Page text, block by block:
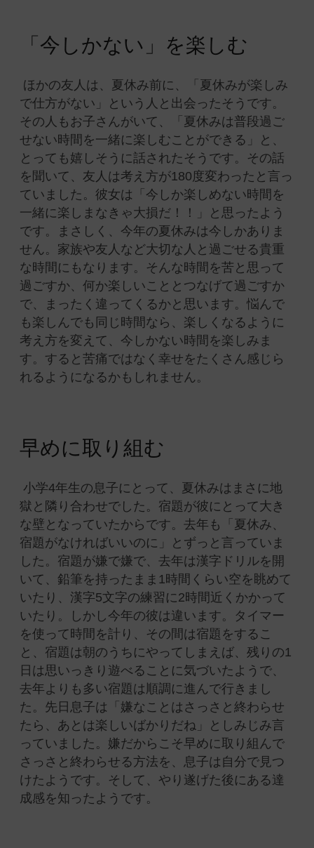
「今しかない」を楽しむ
ほかの友人は、夏休み前に、「夏休みが楽しみ
で仕方がない」という人と出会ったそうです。
その人もお子さんがいて、「夏休みは普段過ご
せない時間を一緒に楽しむことができる」と、
とっても嬉しそうに話されたそうです。その話
を聞いて、友人は考え方が180度変わったと言っ
ていました。彼女は「今しか楽しめない時間を
一緒に楽しまなきゃ大損だ！！」と思ったよう
です。まさしく、今年の夏休みは今しかありま
せん。家族や友人など大切な人と過ごせる貴重
な時間にもなります。そんな時間を苦と思って
過ごすか、何か楽しいこととつなげて過ごすか
で、まったく違ってくるかと思います。悩んで
も楽しんでも同じ時間なら、楽しくなるように
考え方を変えて、今しかない時間を楽しみま
す。すると苦痛ではなく幸せをたくさん感じら
れるようになるかもしれません。
早めに取り組む
小学4年生の息子にとって、夏休みはまさに地
獄と隣り合わせでした。宿題が彼にとって大き
な壁となっていたからです。去年も「夏休み、
宿題がなければいいのに」とずっと言っていま
した。宿題が嫌で嫌で、去年は漢字ドリルを開
いて、鉛筆を持ったまま1時間くらい空を眺めて
いたり、漢字5文字の練習に2時間近くかかって
いたり。しかし今年の彼は違います。タイマー
を使って時間を計り、その間は宿題をするこ
と、宿題は朝のうちにやってしまえば、残りの1
日は思いっきり遊べることに気づいたようで、
去年よりも多い宿題は順調に進んで行きまし
た。先日息子は「嫌なことはさっさと終わらせ
たら、あとは楽しいばかりだね」としみじみ言
っていました。嫌だからこそ早めに取り組んで
さっさと終わらせる方法を、息子は自分で見つ
けたようです。そして、やり遂げた後にある達
成感を知ったようです。